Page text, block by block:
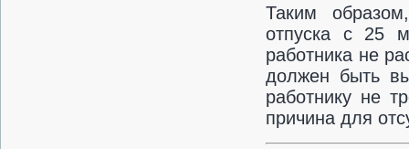
Таким
отпуска с 25
работника не
должен быть
работнику не
причина для